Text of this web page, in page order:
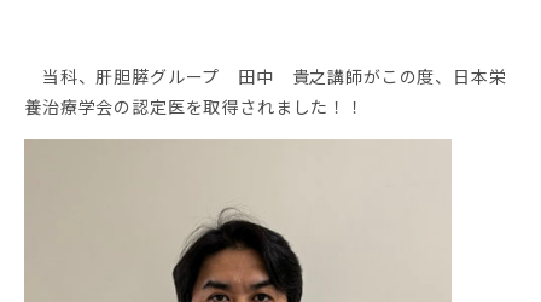
当科、肝胆膵グループ 田中 貴之講師がこの度、日本栄
養治療学会の認定医を取得されました！！